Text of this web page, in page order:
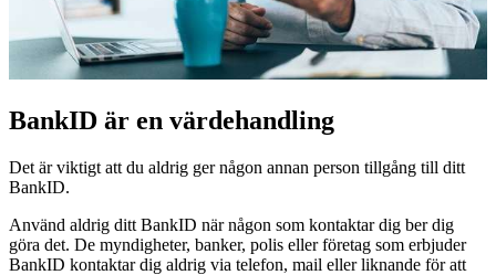
BankID är en värdehandling
Det är viktigt att du aldrig ger någon annan person tillgång till ditt
BankID.
Använd aldrig ditt BankID när någon som kontaktar dig ber dig
göra det. De myndigheter, banker, polis eller företag som erbjuder
BankID kontaktar dig aldrig via telefon, mail eller liknande för att